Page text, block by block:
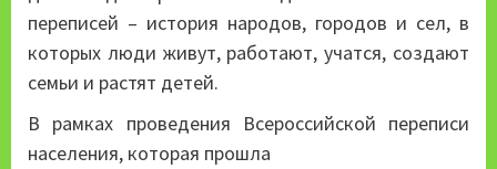
переписей – история народов, городов и сел, в
которых люди живут, работают, учатся, создают
семьи и растят детей.
В рамках проведения Всероссийской переписи
населения, которая прошла